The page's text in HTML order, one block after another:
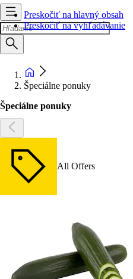
Preskočiť na hlavný obsah
Preskočiť na vyhľadávanie
Špeciálne ponuky
Špeciálne ponuky
All Offers